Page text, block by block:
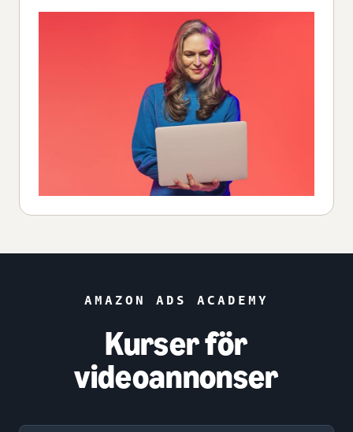
AMAZON ADS ACADEMY
Kurser för
videoannonser